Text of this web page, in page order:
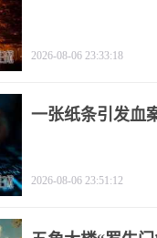
2026-08-06 23:33:18
一张纸条引发血
2026-08-06 23:51:12